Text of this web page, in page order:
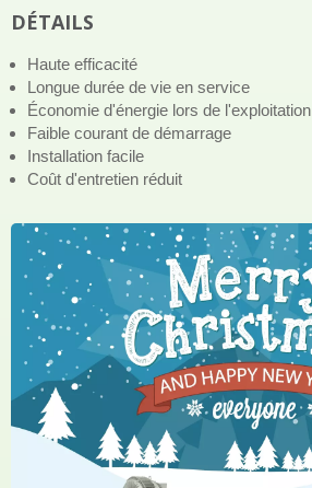
DÉTAILS
Haute efficacité
Longue durée de vie en service
Économie d'énergie lors de l'exploitation
Faible courant de démarrage
Installation facile
Coût d'entretien réduit